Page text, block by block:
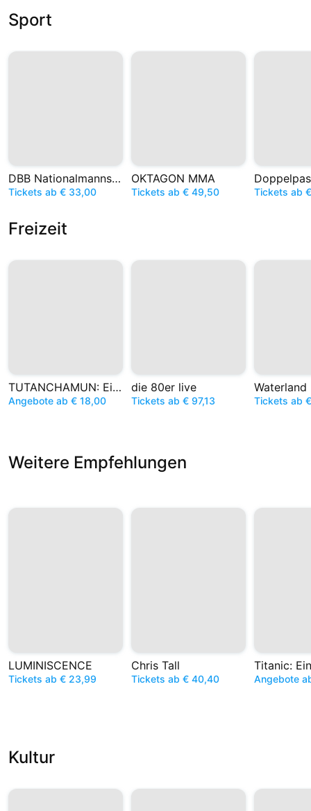
Sport
DBB Nationalmannschaft
Tickets ab € 33,00
OKTAGON MMA
Tickets ab € 49,50 Tickets ab
Freizeit
TUTANCHAMUN: Ein Immersives Abenteuer
Angebote ab € 18,00
die 80er live
Tickets ab € 97,13 Tickets ab
Weitere Empfehlungen
LUMINISCENCE
Tickets ab € 23,99
Chris Tall
Tickets ab € 40,40 Angebote
Kultur